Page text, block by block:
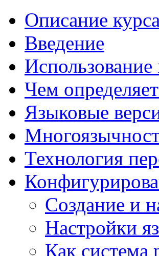
Описание курса
Введение
Чем
Языковые
Технология
Создание и
Настройки
Как система